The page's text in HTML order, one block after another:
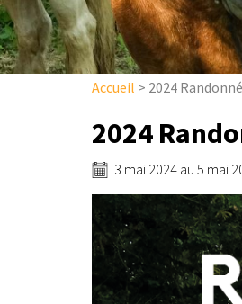
Accueil > 2024
2024
3 mai 2024 au 5 mai